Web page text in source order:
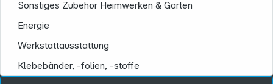
Sonstiges Zubehör Heimwerken & Garten
Energie
Werkstattausstattung
Klebebänder, -folien, -stoffe